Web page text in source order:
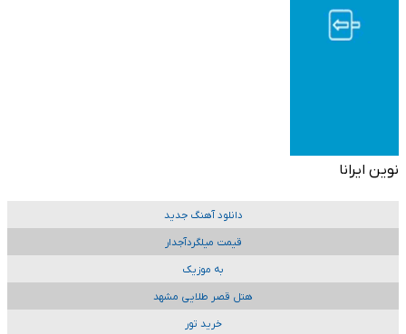
نوین ایرانا
دانلود آهنگ جدید
قیمت میلگردآجدار
به موزیک
هتل قصر طلایی مشهد
خرید تور